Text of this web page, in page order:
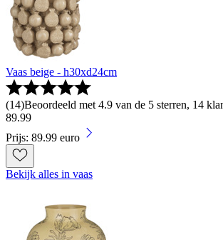
Vaas beige - h30xd24cm
(14)Beoordeeld met 4.9 van de 5 sterren, 14
89.99
Prijs: 89.99 euro
Bekijk alles in vaas